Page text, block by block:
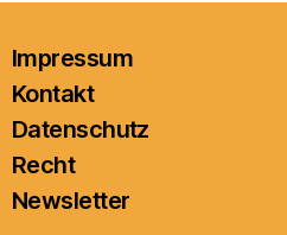
Impressum
Kontakt
Datenschutz
Recht
Newsletter